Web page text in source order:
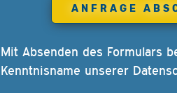
Mit Absenden des Formulars
Kenntnisname unserer